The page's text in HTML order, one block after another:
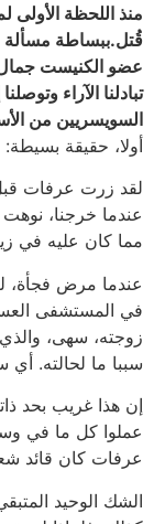
منذ اللحظة
قُتل.ببساطة مسألة
عضو الكنيست جمال
تبادلنا الآراء
السويسريين من
أولا، حقيقة
لقد زرت عرفات
عندما خرجنا،
مما كان عليه في
عندما مرض فجأة،
في المستشفى
زوجته، سهى،
سببا ما لحالته.
إن هذا غريب بحد
عملوا كل ما في
عرفات كان قائد
الشك الوحيد